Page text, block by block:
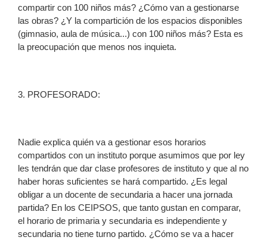
compartir con 100 niños más? ¿Cómo van a gestionarse
las obras? ¿Y la compartición de los espacios disponibles
(gimnasio, aula de música...) con 100 niños más? Esta es
la preocupación que menos nos inquieta.
3. PROFESORADO:
Nadie explica quién va a gestionar esos horarios
compartidos con un instituto porque asumimos que por ley
les tendrán que dar clase profesores de instituto y que al no
haber horas suficientes se hará compartido. ¿Es legal
obligar a un docente de secundaria a hacer una jornada
partida? En los CEIPSOS, que tanto gustan en comparar,
el horario de primaria y secundaria es independiente y
secundaria no tiene turno partido. ¿Cómo se va a hacer